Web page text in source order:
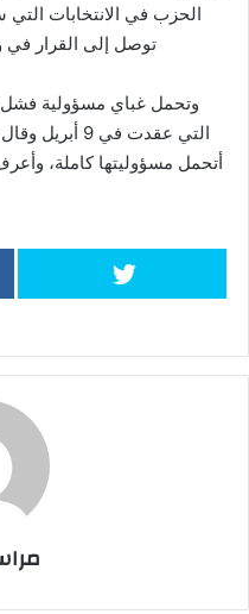
الحزب في الانتخابات
توصل إلى القرار في
وتحمل غباي مسؤولية فشل
التي عقدت في
أتحمل مسؤوليتها كاملة،